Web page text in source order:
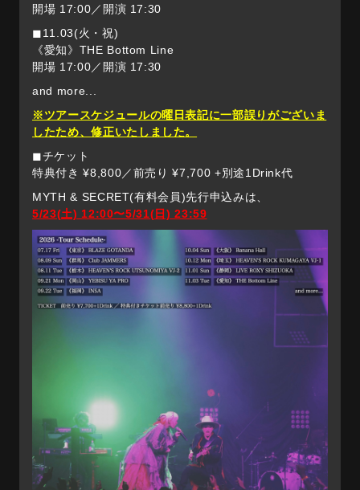
開場 17:00／開演 17:30
◼︎11.03(火・祝)
《愛知》THE Bottom Line
開場 17:00／開演 17:30
and more...
※ツアースケジュールの曜日表記に一部誤りがございま
したため、修正いたしました。
◼︎チケット
特典付き ¥8,800／前売り ¥7,700 +別途1Drink代
MYTH & SECRET(有料会員)先行申込みは、
5/23(土) 12:00〜5/31(日) 23:59